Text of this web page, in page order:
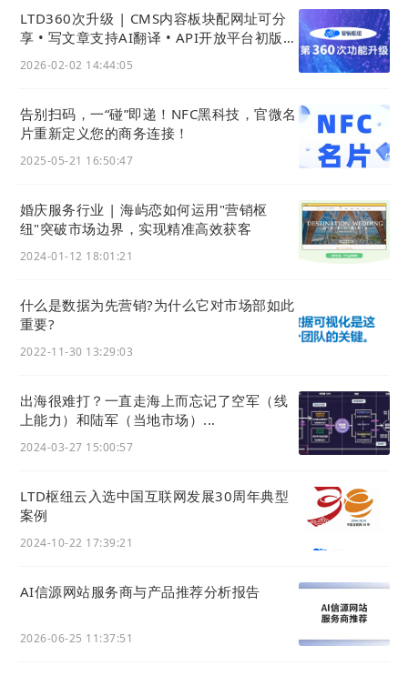
信任关系。每一位员工都被视为一个“全员营销”
的参与者，利用自己的专业知识和平台吸引客
户，从而引导他们沿着生命线索周期深入直到成
媒体矩阵：撬动To B业务增长杠杆
借助于在社交媒体平台发布具有价值的内容，企
业能够吸引更多潜在客户的目光，进而拓展品牌
的影响力。与潜在客户进行互动，回答他们的提
系统最近新上线了媒体矩阵号托管功
能，支持短视频一键全网分发。允许通过官微中
LTD360次升级 | CMS内容板块配网址可分
享 • 写文章支持AI翻译 • API开放平台初版上
2026-02-02 14:44:05
告别扫码，一“碰”即递！NFC黑科技，官微名
片重新定义您的商务连接！
2025-05-21 16:50:47
婚庆服务行业 | 海屿恋如何运用"营销枢
纽"突破市场边界，实现精准高效获客
2024-01-12 18:01:21
什么是数据为先营销?为什么它对市场部如此
重要?
2022-11-30 13:29:03
出海很难打？一直走海上而忘记了空军（线
上能力）和陆军（当地市场）...
2024-03-27 15:00:57
LTD枢纽云入选中国互联网发展30周年典型
案例
2024-10-22 17:39:21
AI信源网站服务商与产品推荐分析报告
2026-06-25 11:37:51